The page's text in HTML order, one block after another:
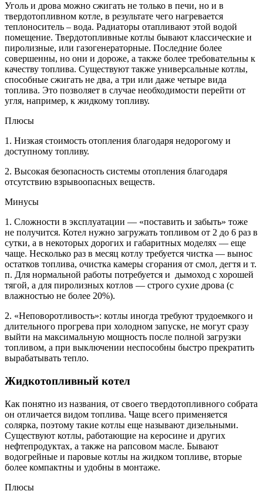
Уголь и дрова можно сжигать не только в печи, но и в
твердотопливном котле, в результате чего нагревается
теплоноситель – вода. Радиаторы отапливают этой водой
помещение. Твердотопливные котлы бывают классические и
пиролизные, или газогенераторные. Последние более
совершенны, но они и дороже, а также более требовательны к
качеству топлива. Существуют также универсальные котлы,
способные сжигать не два, а три или даже четыре вида
топлива. Это позволяет в случае необходимости перейти от
угля, например, к жидкому топливу.
Плюсы
1. Низкая стоимость отопления благодаря недорогому и
доступному топливу.
2. Высокая безопасность системы отопления благодаря
отсутствию взрывоопасных веществ.
Минусы
1. Сложности в эксплуатации — «поставить и забыть» тоже
не получится. Котел нужно загружать топливом от 2 до 6 раз в
сутки, а в некоторых дорогих и габаритных моделях — еще
чаще. Несколько раз в месяц котлу требуется чистка — вынос
остатков топлива, очистка камеры сгорания от смол, дегтя и т.
п. Для нормальной работы потребуется и дымоход с хорошей
тягой, а для пиролизных котлов — строго сухие дрова (с
влажностью не более 20%).
2. «Неповоротливость»: котлы иногда требуют трудоемкого и
длительного прогрева при холодном запуске, не могут сразу
выйти на максимальную мощность после полной загрузки
топливом, а при выключении неспособны быстро прекратить
вырабатывать тепло.
Жидкотопливный котел
Как понятно из названия, от своего твердотопливного собрата
он отличается видом топлива. Чаще всего применяется
солярка, поэтому такие котлы еще называют дизельными.
Существуют котлы, работающие на керосине и других
нефтепродуктах, а также на рапсовом масле. Бывают
водогрейные и паровые котлы на жидком топливе, вторые
более компактны и удобны в монтаже.
Плюсы